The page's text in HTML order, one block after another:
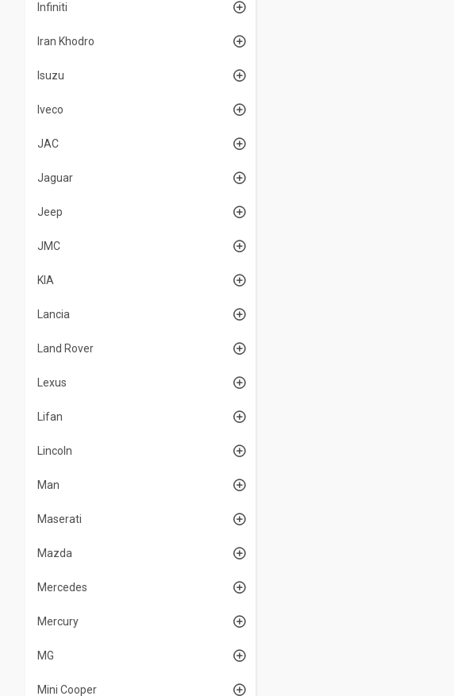
Infiniti
Iran Khodro
Isuzu
Iveco
JAC
Jaguar
Jeep
JMC
KIA
Lancia
Land Rover
Lexus
Lifan
Lincoln
Man
Maserati
Mazda
Mercedes
Mercury
MG
Mini Cooper